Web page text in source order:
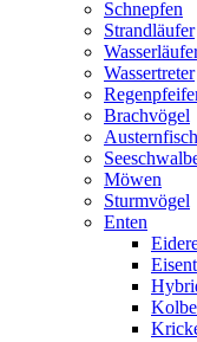
Schnepfen
Strandläufer
Wassertreter
Brachvögel
Möwen
Sturmvögel
Enten